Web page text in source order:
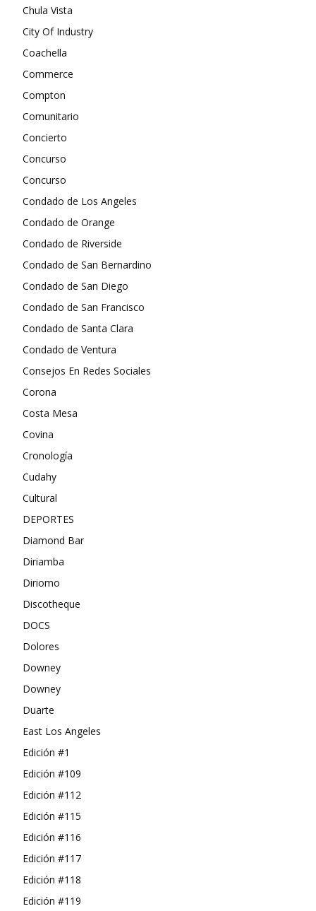
Chula Vista
City Of Industry
Coachella
Commerce
Compton
Comunitario
Concierto
Concurso
Concurso
Condado de Los Angeles
Condado de Orange
Condado de Riverside
Condado de San Bernardino
Condado de San Diego
Condado de San Francisco
Condado de Santa Clara
Condado de Ventura
Consejos En Redes Sociales
Corona
Costa Mesa
Covina
Cronología
Cudahy
Cultural
DEPORTES
Diamond Bar
Diriamba
Diriomo
Discotheque
DOCS
Dolores
Downey
Downey
Duarte
East Los Angeles
Edición #1
Edición #109
Edición #112
Edición #115
Edición #116
Edición #117
Edición #118
Edición #119